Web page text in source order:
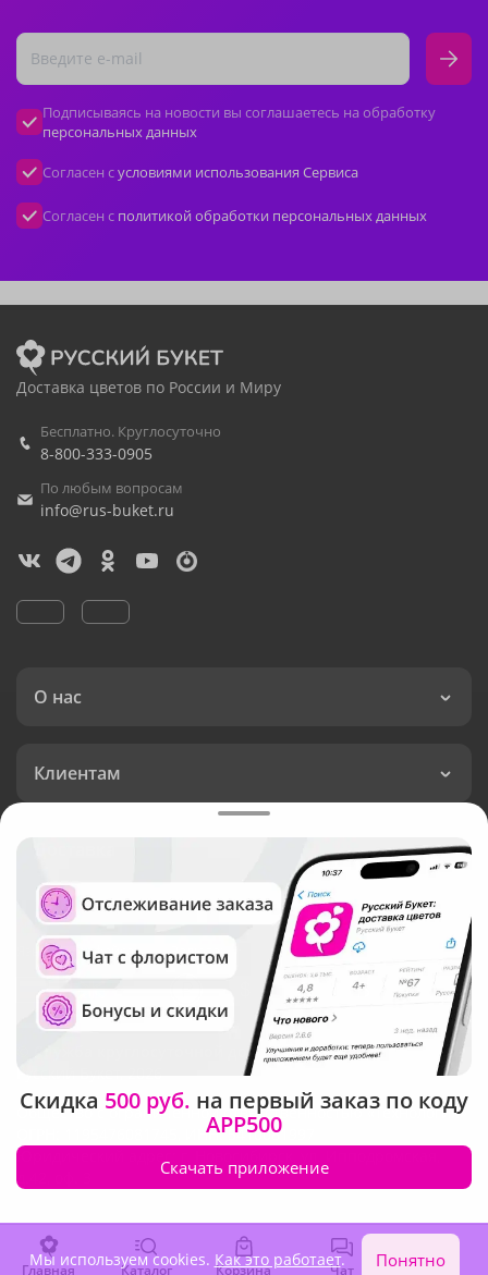
Подписываясь на новости вы соглашаетесь на обработку
персональных данных
Согласен сусловиями использования Сервиса
Согласен с политикой обработки персональных данных
Доставка цветов по России и Миру
Бесплатно. Круглосуточно
8-800-333-0905
По любым вопросам
info@rus-buket.ru
О нас
Клиентам
Язык интерфейса: Валюта:
Служба круглосуточной доставки цветов
Русский Букет, 2026
Общество с ограниченной ответственностью «Технология»
ОГРН: 1195476081745, ИНН: 5410081997
Юридический адрес: г. Новосибирск, ул. Ипподромская,
д.42, оф. 3
Главная Каталог Корзина Чат Войти
Скидка 500 руб. на первый заказ по коду
APP500
Скачать приложение
Мы используем cookies. Как это работает. Понятно